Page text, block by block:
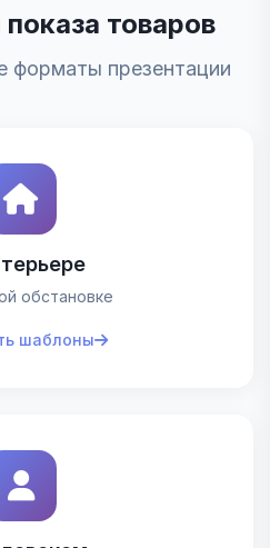
товаров
форматы презентации
обстановке
шаблоны